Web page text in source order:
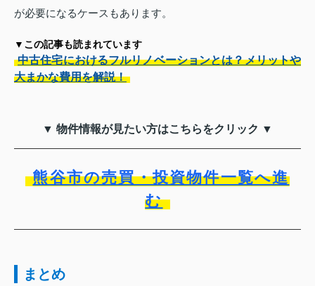
が必要になるケースもあります。
▼この記事も読まれています
中古住宅におけるフルリノベーションとは？メリットや
大まかな費用を解説！
▼ 物件情報が見たい方はこちらをクリック ▼
熊谷市の売買・投資物件一覧へ進
む
まとめ